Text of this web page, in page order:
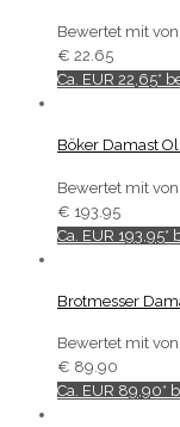
Bewertet mit
€ 22.65
Ca. EUR 22,65*
Böker Damast
Bewertet mit
€ 193.95
Ca. EUR 193,95*
Brotmesser
Bewertet mit
€ 89.90
Ca. EUR 89,90*